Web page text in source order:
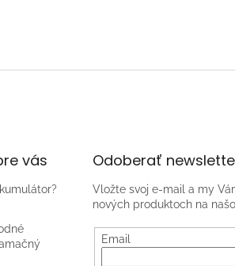
vás Odoberať
Vložte svoj e-mail a my
nových produktoch na
Email